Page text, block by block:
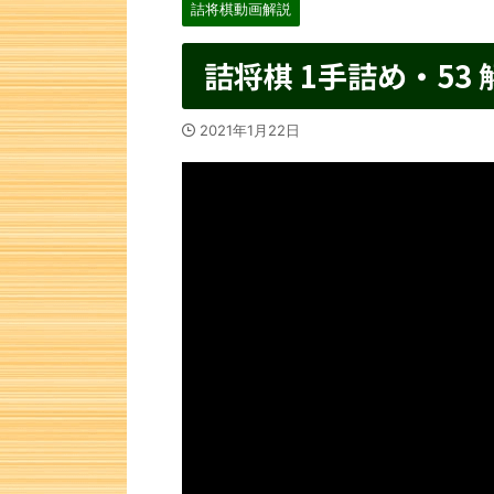
詰将棋動画解説
詰将棋 1手詰め・53
2021年1月22日